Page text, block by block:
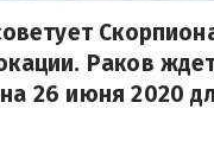
Раков
26 июня 2020